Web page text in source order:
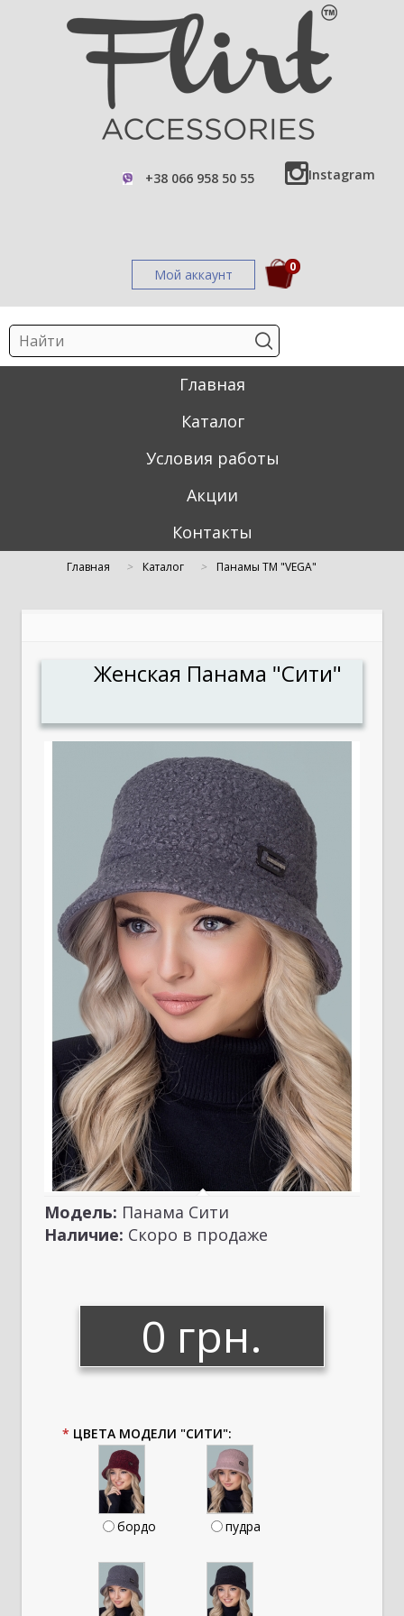
Мой аккаунт
+38 066 958 50 55 Instagram
0
Главная
Каталог
Условия работы
Акции
Контакты
Главная Каталог Панамы TM "VEGA"
Женская Панама "Сити"
Модель: Панама Сити
Наличие: Скоро в продаже
0 грн.
* ЦВЕТА МОДЕЛИ "СИТИ":
бордо пудра